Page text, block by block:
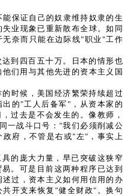
保证自己的奴隶维持奴隶的生
业现象已重新散布全球。如同
奈而只能在边际线"职业"工作
到四百五十万。日本的情形也
们用与其他先进的资本主义国
时候，美国经济繁荣持续超过
的"工人后备军"，从资本家的
过去是不会发生的。像教师，
一战斗口号："我们必须削减公
府，不管是右或"左"，事实上
的庞大力量，早已突破这狭窄
。可是目前这两种程序已达到
过，资本主义如何用信用的办
开支来恢复"健全财政"。换句